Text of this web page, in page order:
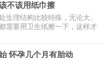
不该用纸巾擦
生理结构比较特殊，无论大、
需要用卫生纸擦一下，这样才
到底应不应该用纸擦呢？下面
怀孕几个月有胎动